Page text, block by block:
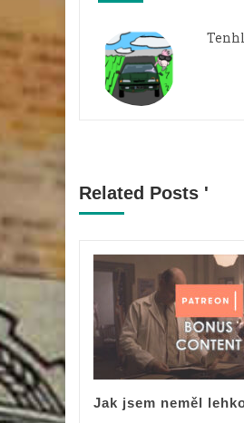
Related Posts '
Jak jsem neměl